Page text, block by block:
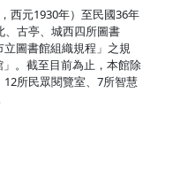
西元1930年）至民國36年
、古亭、城西四所圖書
圖書館組織規程」之規
。截至目前為止，本館除
所民眾閱覽室、7所智慧